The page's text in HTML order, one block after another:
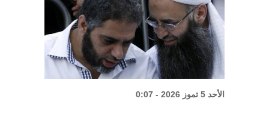
زيلينسكي: أوكرانيا تقترب من بناء
درعها الصاروخية
الأحد 5 تموز 2026 - 0:07